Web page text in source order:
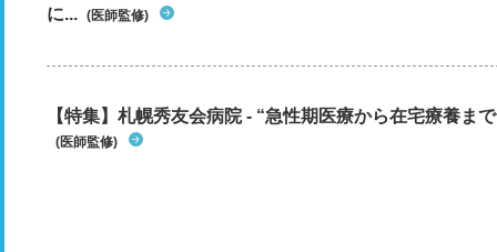
に... (医師監修)
【特集】札幌秀友会病院 - “急性期医療から在宅療養ま
(医師監修)